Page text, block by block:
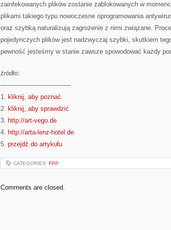
zainfekowanych plików zostanie zablokowanych w
plikami takiego typu nowoczesne oprogramowania
oraz szybką naturalizują zagrożenie z nimi związane.
pojedynczych plików jest nadzwyczaj szybki, skutkiem
pewność jesteśmy w stanie zawsze spowodować każdy
źródło:
———————————
1. kliknij, aby poznać
2. kliknij, aby sprawdzić
3. http://art-vego.de
4. http://arta-lenz-hotel.de
5. przejdź do artykułu
CATEGORIES: FPP
Comments are closed.